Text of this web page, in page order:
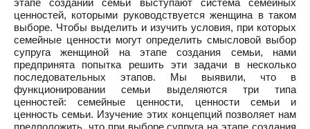
этапе создании семьи выступают система семейных
ценностей, которыми руководствуется женщина в таком
выборе. Чтобы выделить и изучить условия, при которых
семейные ценности могут определить смысловой выбор
супруга женщиной на этапе создания семьи, нами
предпринята попытка решить эти задачи в несколько
последовательных этапов. Мы выявили, что в
функционировании семьи выделяются три типа
ценностей: семейные ценности, ценности семьи и
ценность семьи. Изучение этих концепций позволяет нам
предположить, что при выборе супруга на этапе создания